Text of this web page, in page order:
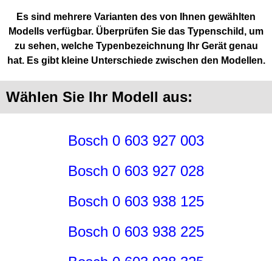
Es sind mehrere Varianten des von Ihnen gewählten
Modells verfügbar. Überprüfen Sie das Typenschild, um
zu sehen, welche Typenbezeichnung Ihr Gerät genau
hat. Es gibt kleine Unterschiede zwischen den Modellen.
Wählen Sie Ihr Modell aus:
Bosch 0 603 927 003
Bosch 0 603 927 028
Bosch 0 603 938 125
Bosch 0 603 938 225